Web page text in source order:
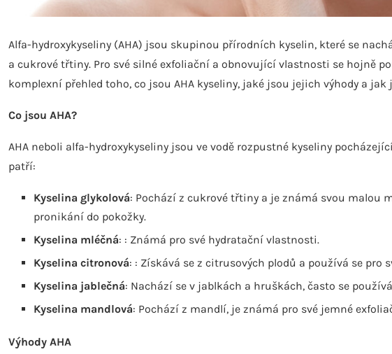
Alfa-hydroxykyseliny (AHA) jsou skupinou přírodních kyselin, které se
a cukrové třtiny. Pro své silné exfoliační a obnovující vlastnosti se hojně
komplexní přehled toho, co jsou AHA kyseliny, jaké jsou jejich výhody a
Co jsou AHA?
AHA neboli alfa-hydroxykyseliny jsou ve vodě rozpustné kyseliny
patří:
Kyselina glykolová: Pochází z cukrové třtiny a je známá svou
pronikání do pokožky.
Kyselina mléčná: : Známá pro své hydratační vlastnosti.
Kyselina citronová: : Získává se z citrusových plodů a používá se pro
Kyselina jablečná: Nachází se v jablkách a hruškách, často se
Kyselina mandlová: Pochází z mandlí, je známá pro své jemné
Výhody AHA